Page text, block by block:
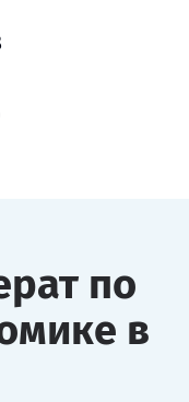
по
в